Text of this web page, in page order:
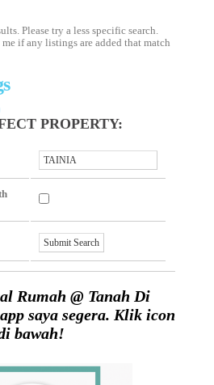
Please try a less specific search.
if any listings are added that match
PROPERTY:
Rumah @ Tanah Di
saya segera. Klik icon
bawah!